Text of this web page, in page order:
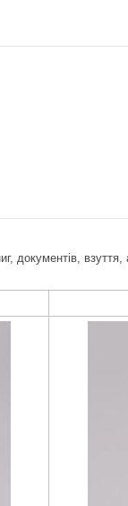
документів,